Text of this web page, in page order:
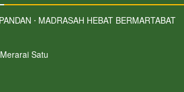
⋅ MADRASAH HEBAT BERMARTABAT
Satu